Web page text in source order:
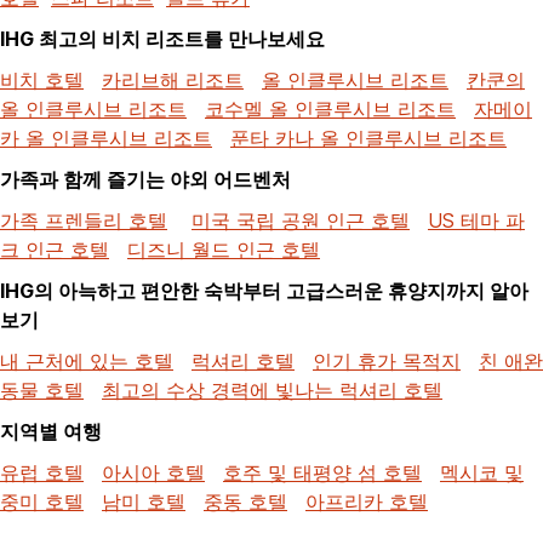
IHG 최고의 비치 리조트를 만나보세요
비치 호텔
카리브해 리조트 올 인클루시브 리조트
칸쿤의
올 인클루시브 리조트
코수멜 올 인클루시브 리조트
자메이
카 올 인클루시브 리조트
푼타 카나 올 인클루시브 리조트
가족과 함께 즐기는 야외 어드벤처
가족 프렌들리 호텔
미국 국립 공원 인근 호텔
US 테마 파
크 인근 호텔
디즈니 월드 인근 호텔
IHG의 아늑하고 편안한 숙박부터 고급스러운 휴양지까지 알아
보기
내 근처에 있는 호텔
럭셔리 호텔 인기 휴가 목적지
친 애완
동물 호텔
최고의 수상 경력에 빛나는 럭셔리 호텔
지역별 여행
유럽 호텔
아시아 호텔 호주 및 태평양 섬 호텔
멕시코 및
중미 호텔
남미 호텔 중동 호텔 아프리카 호텔